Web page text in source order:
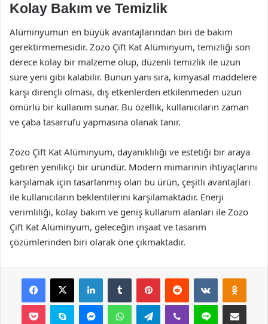
Kolay Bakım ve Temizlik
Alüminyumun en büyük avantajlarından biri de bakım
gerektirmemesidir. Zozo Çift Kat Alüminyum, temizliği son
derece kolay bir malzeme olup, düzenli temizlik ile uzun
süre yeni gibi kalabilir. Bunun yanı sıra, kimyasal maddelere
karşı dirençli olması, dış etkenlerden etkilenmeden uzun
ömürlü bir kullanım sunar. Bu özellik, kullanıcıların zaman
ve çaba tasarrufu yapmasına olanak tanır.
Zozo Çift Kat Alüminyum, dayanıklılığı ve estetiği bir araya
getiren yenilikçi bir üründür. Modern mimarinin ihtiyaçlarını
karşılamak için tasarlanmış olan bu ürün, çeşitli avantajları
ile kullanıcıların beklentilerini karşılamaktadır. Enerji
verimliliği, kolay bakım ve geniş kullanım alanları ile Zozo
Çift Kat Alüminyum, geleceğin inşaat ve tasarım
çözümlerinden biri olarak öne çıkmaktadır.
Facebook
X LinkedInTumblr PinterestReddit VKontakte
Pocket Skype MessengerWhatsAppTelegramViber Line E-Posta ile